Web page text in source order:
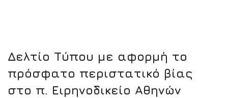
Δελτίο Τύπου με αφορμή το
πρόσφατο περιστατικό βίας
στο π. Ειρηνοδικείο Αθηνών